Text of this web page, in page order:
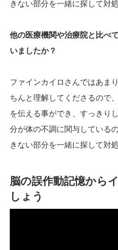
きない部分を一緒に探して対
他の医療機関や治療院と比べ
いましたか？
ファインカイロさんではあま
ちんと理解してくださるので
を伝える事ができ、すっきり
分が体の不調に関与している
きない部分を一緒に探して対
脳の誤作動記憶から
しょう